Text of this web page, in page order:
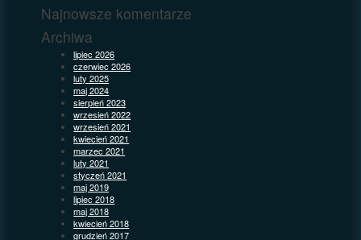
Najnowsze komentarze
Archiwa
lipiec 2026
czerwiec 2026
luty 2025
maj 2024
sierpień 2023
wrzesień 2022
wrzesień 2021
kwiecień 2021
marzec 2021
luty 2021
styczeń 2021
maj 2019
lipiec 2018
maj 2018
kwiecień 2018
grudzień 2017